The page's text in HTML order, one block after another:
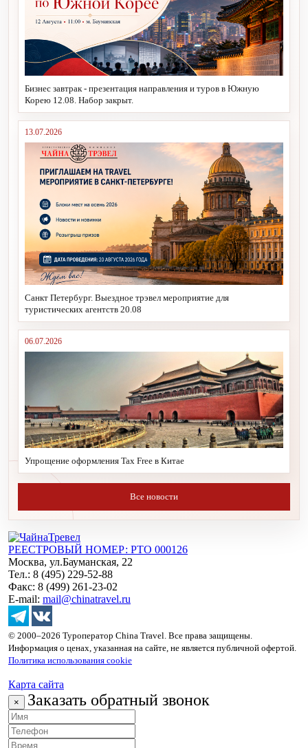
Бизнес завтрак - презентация направления и туров в Южную
Корею 12.08. Набор закрыт.
13.07.2026
Санкт Петербург. Выездное трэвел мероприятие для
туристических агентств 20.08
06.07.2026
Упрощение оформления Tax Free в Китае
Все новости
РЕЕСТРОВЫЙ НОМЕР: РТО 000126
Москва, ул.Бауманская, 22
Тел.: 8 (495) 229-52-88
Факс: 8 (499) 261-23-02
E-mail: mail@chinatravel.ru
© 2000–2026 Туроператор China Travel. Все права защищены.
Информация о ценах, указанная на сайте, не является публичной офертой.
Политика использования cookie
Карта сайта
× Заказать обратный звонок